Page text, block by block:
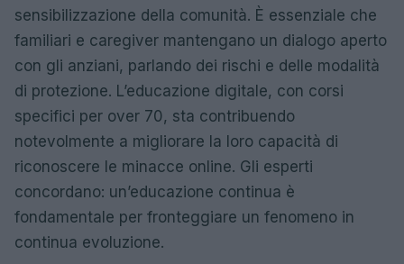
sensibilizzazione della comunità. È essenziale che
familiari e caregiver mantengano un dialogo aperto
con gli anziani, parlando dei rischi e delle modalità
di protezione. L’educazione digitale, con corsi
specifici per over 70, sta contribuendo
notevolmente a migliorare la loro capacità di
riconoscere le minacce online. Gli esperti
concordano: un’educazione continua è
fondamentale per fronteggiare un fenomeno in
continua evoluzione.